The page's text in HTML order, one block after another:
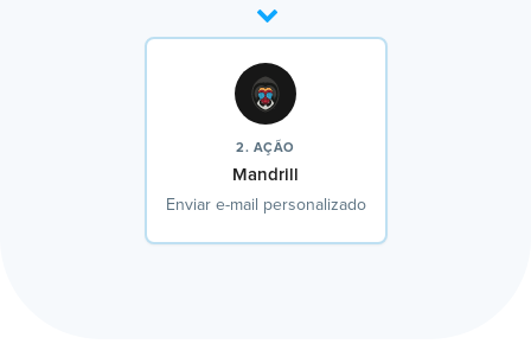
2. AÇÃO
Mandrill
Enviar e-mail personalizado